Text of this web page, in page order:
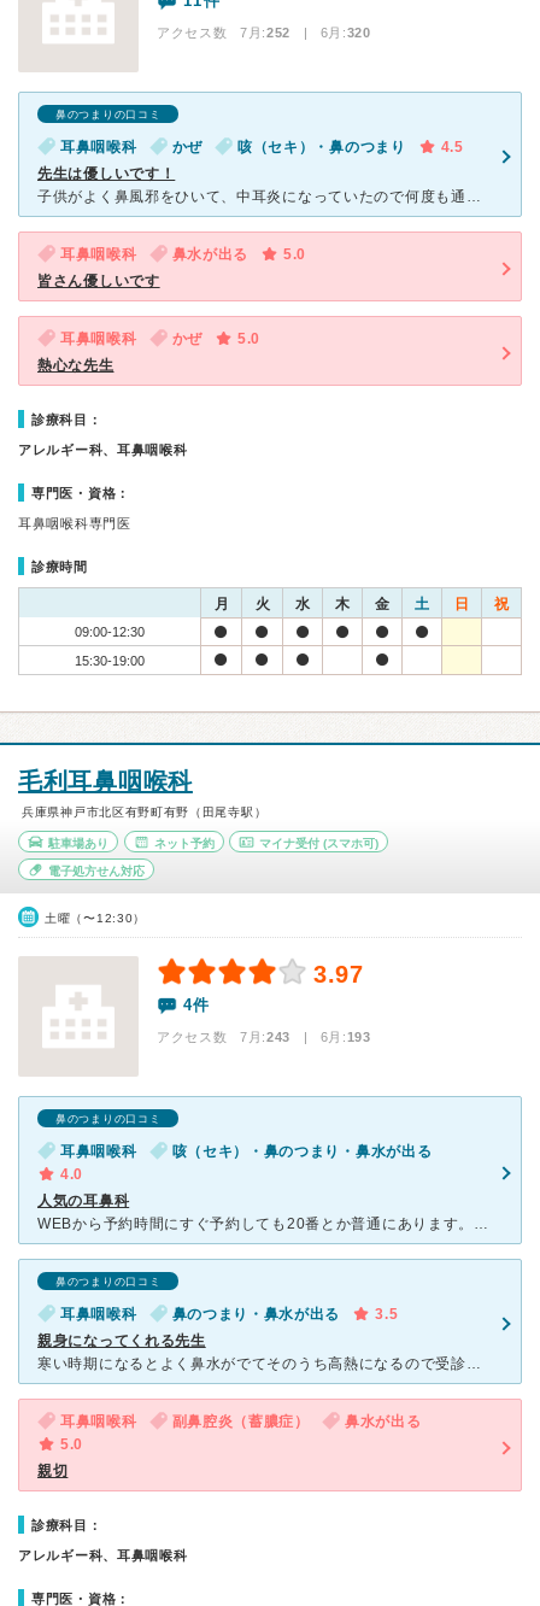
アクセス数 7月:252 | 6月:320
鼻のつまりの口コミ
耳鼻咽喉科 かぜ 咳（セキ）・鼻のつまり
4.5
先生は優しいです！
子供がよく鼻風邪をひいて、中耳炎になっていたので何度も通っています。 先生は、若いですが腰が低く、とても優しいです。 丁寧に説明してくれるし、診察もじっくり診てくれます。 いい先生なので待ち時間
耳鼻咽喉科 鼻水が出る
5.0
皆さん優しいです
耳鼻咽喉科 かぜ
5.0
熱心な先生
診療科目：
アレルギー科、耳鼻咽喉科
専門医・資格：
耳鼻咽喉科専門医
診療時間
月 火 水 木 金 土 日 祝
09:00-12:30
15:30-19:00
毛利耳鼻咽喉科
兵庫県神戸市北区有野町有野（田尾寺駅）
駐車場あり ネット予約 マイナ受付 (スマホ可)
電子処方せん対応
土曜（〜12:30）
3.97
4件
アクセス数 7月:243 | 6月:193
鼻のつまりの口コミ
耳鼻咽喉科
咳（セキ）・鼻のつまり・鼻水が出る
4.0
人気の耳鼻科
WEBから予約時間にすぐ予約しても20番とか普通にあります。駐車場に線がないので整備して欲しいです。 時間によっては車が並んでる時があります… 先生は丁寧で優しい先生ですが、トリアージされてな
鼻のつまりの口コミ
耳鼻咽喉科 鼻のつまり・鼻水が出る
3.5
親身になってくれる先生
寒い時期になるとよく鼻水がでてそのうち高熱になるので受診。 待合室にはYouTubeで流れてきそうな幼児用のアニメが流されておりぐずらず大人しく座ってくれます。 受付の方は優しく対応してくれます‼
耳鼻咽喉科 副鼻腔炎（蓄膿症）
鼻水が出る
5.0
親切
診療科目：
アレルギー科、耳鼻咽喉科
専門医・資格：